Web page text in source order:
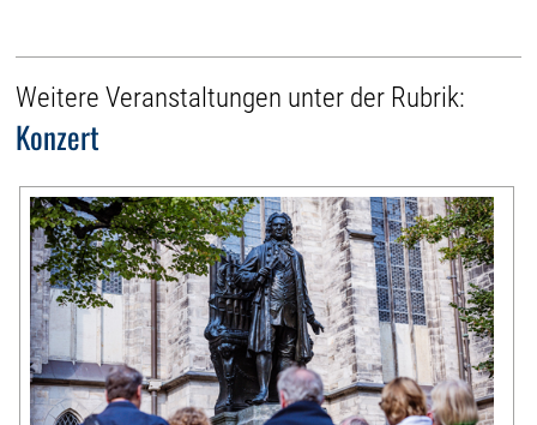
Weitere Veranstaltungen unter der Rubrik:
Konzert